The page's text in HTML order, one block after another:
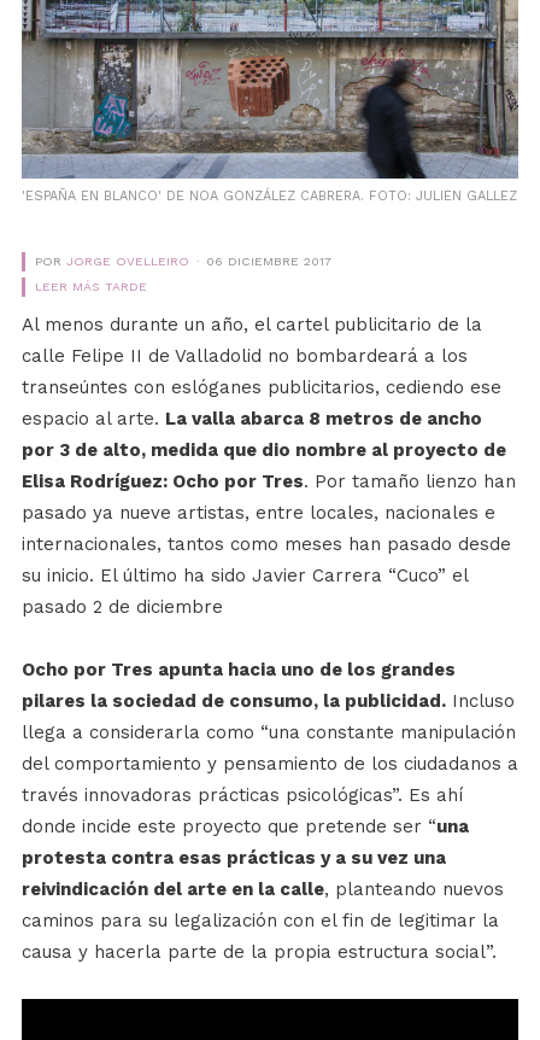
'ESPAÑA EN BLANCO' DE NOA GONZÁLEZ CABRERA. FOTO: JULIEN GALLEZ
POR JORGE OVELLEIRO
06 DICIEMBRE 2017
LEER MÁS TARDE
Al menos durante un año, el cartel publicitario de la
calle Felipe II de Valladolid no bombardeará a los
transeúntes con eslóganes publicitarios, cediendo ese
espacio al arte. La valla abarca 8 metros de ancho
por 3 de alto, medida que dio nombre al proyecto de
Elisa Rodríguez: Ocho por Tres. Por tamaño lienzo han
pasado ya nueve artistas, entre locales, nacionales e
internacionales, tantos como meses han pasado desde
su inicio. El último ha sido Javier Carrera “Cuco” el
pasado 2 de diciembre
Ocho por Tres apunta hacia uno de los grandes
pilares la sociedad de consumo, la publicidad.Incluso
llega a considerarla como “una constante manipulación
del comportamiento y pensamiento de los ciudadanos a
través innovadoras prácticas psicológicas”. Es ahí
donde incide este proyecto que pretende ser “una
protesta contra esas prácticas y a su vez una
reivindicación del arte en la calle, planteando nuevos
caminos para su legalización con el fin de legitimar la
causa y hacerla parte de la propia estructura social”.